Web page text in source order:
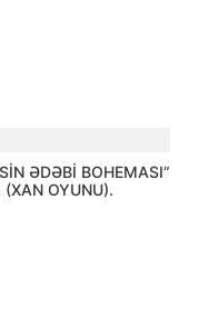
ƏDƏBİ BOHEMASI”
OYUNU).